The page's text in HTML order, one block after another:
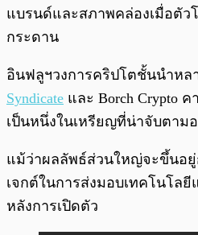
แบรนด์และสภาพคล่องเมื่อตัว
กระดาน
อินฟลูฯวงการคริปโตชั้นนำหล
Syndicate และ Borch Crypto
เป็นหนึ่งในเหรียญที่น่าจับตาม
แม้ว่าผลลัพธ์ส่วนใหญ่จะขึ้นอ
เจกต์ในการส่งมอบเทคโนโล
หลังการเปิดตัว